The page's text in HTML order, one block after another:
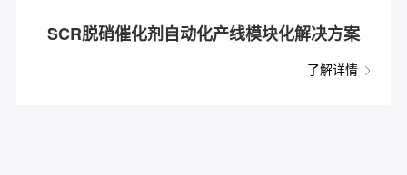
SCR脱硝催化剂自动化产线模块化解决方案
了解详情